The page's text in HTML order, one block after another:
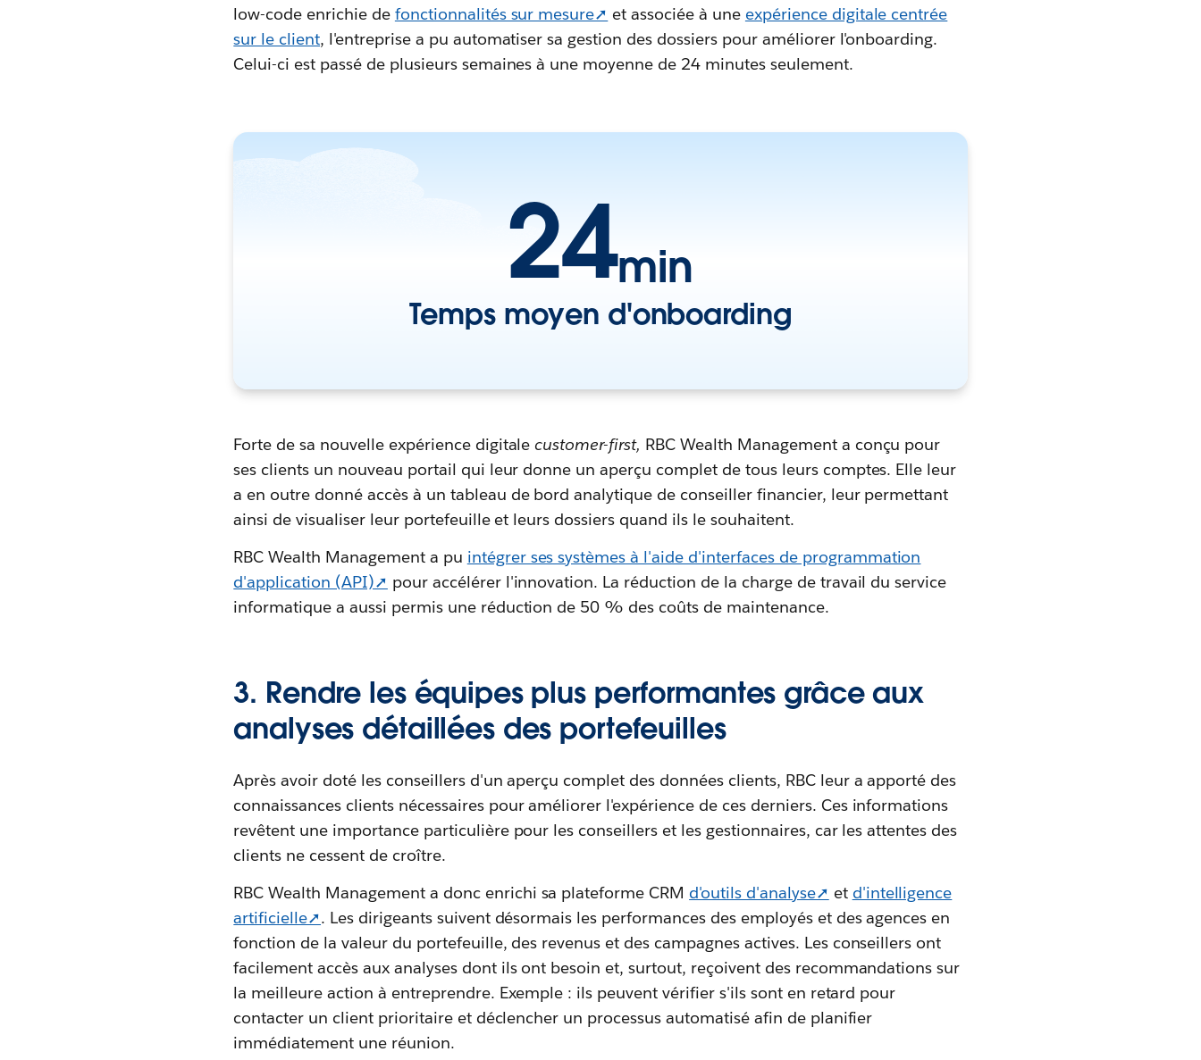
low-code enrichie de fonctionnalités sur mesure➚ et associée à une expérience digitale centrée
sur le client, l'entreprise a pu automatiser sa gestion des dossiers pour améliorer l'onboarding.
Celui-ci est passé de plusieurs semaines à une moyenne de 24 minutes seulement.
24min
Temps moyen d'onboarding
Forte de sa nouvelle expérience digitalecustomer-first, RBC Wealth Management a conçu pour
ses clients un nouveau portail qui leur donne un aperçu complet de tous leurs comptes. Elle leur
a en outre donné accès à un tableau de bord analytique de conseiller financier, leur permettant
ainsi de visualiser leur portefeuille et leurs dossiers quand ils le souhaitent.
RBC Wealth Management a pu intégrer ses systèmes à l'aide d'interfaces de programmation
d'application (API)➚ pour accélérer l'innovation. La réduction de la charge de travail du service
informatique a aussi permis une réduction de 50 % des coûts de maintenance.
3. Rendre les équipes plus performantes grâce aux
analyses détaillées des portefeuilles
Après avoir doté les conseillers d'un aperçu complet des données clients, RBC leur a apporté des
connaissances clients nécessaires pour améliorer l'expérience de ces derniers. Ces informations
revêtent une importance particulière pour les conseillers et les gestionnaires, car les attentes des
clients ne cessent de croître.
RBC Wealth Management a donc enrichi sa plateforme CRM d'outils d'analyse➚ et d'intelligence
artificielle➚. Les dirigeants suivent désormais les performances des employés et des agences en
fonction de la valeur du portefeuille, des revenus et des campagnes actives. Les conseillers ont
facilement accès aux analyses dont ils ont besoin et, surtout, reçoivent des recommandations sur
la meilleure action à entreprendre. Exemple : ils peuvent vérifier s'ils sont en retard pour
contacter un client prioritaire et déclencher un processus automatisé afin de planifier
immédiatement une réunion.